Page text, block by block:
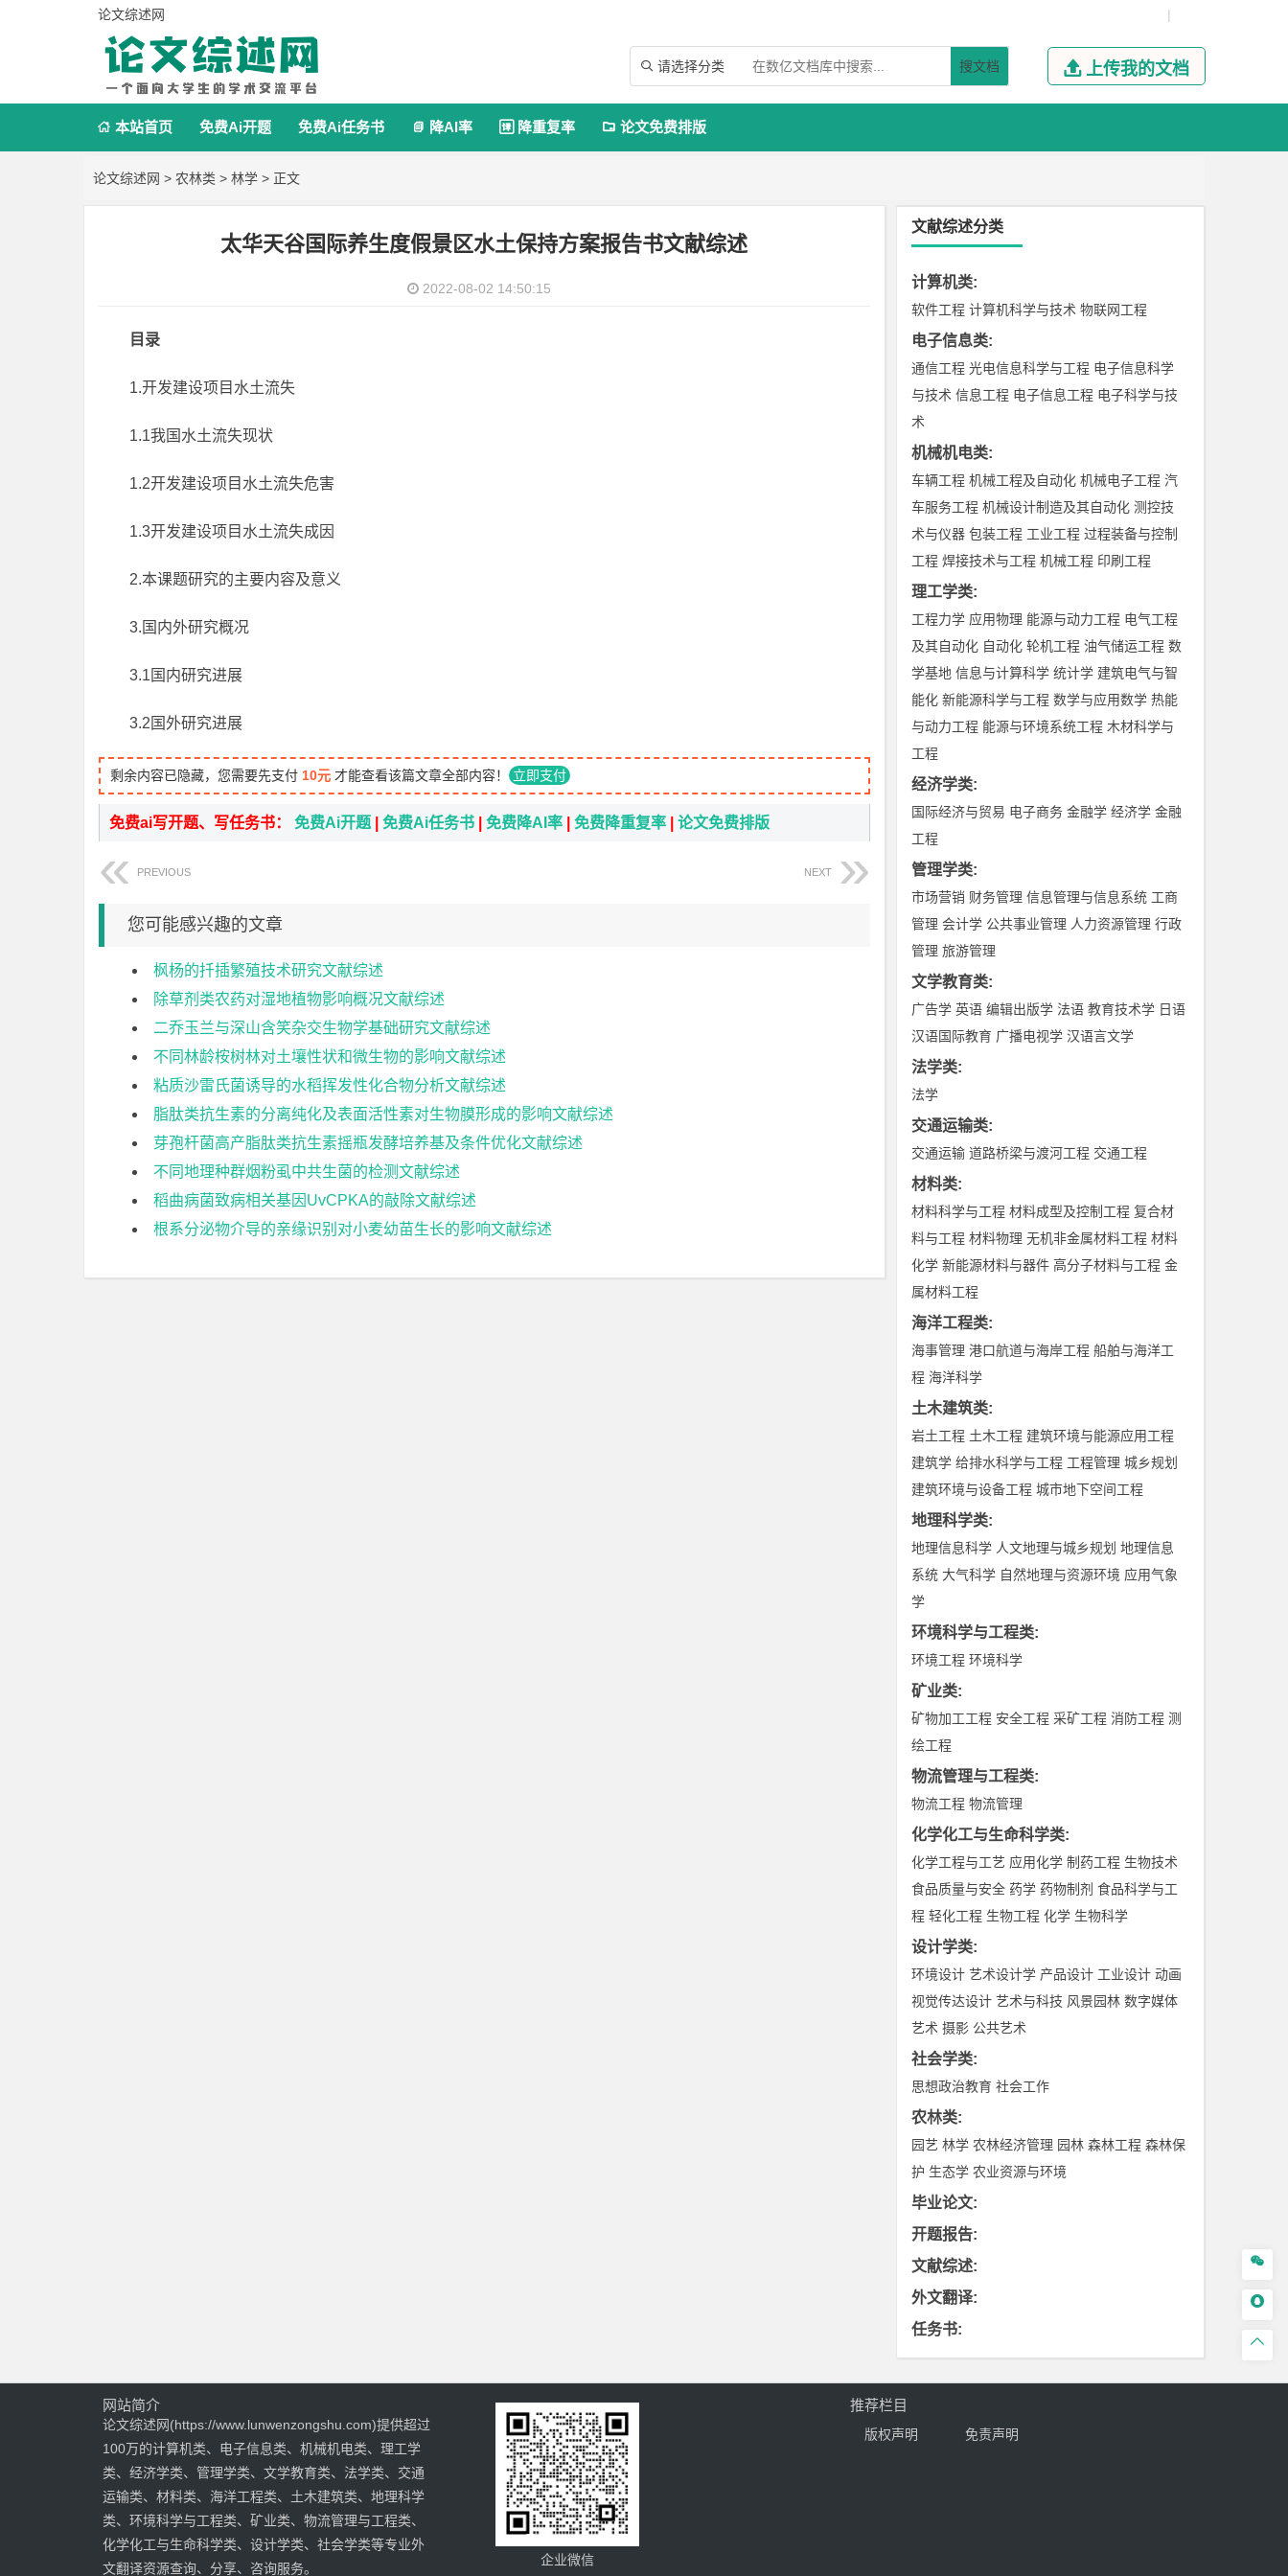
论文综述网 |
 请选择分类 搜文档  上传我的文档
 本站首页 免费Ai开题 免费Ai任务书  降AI率  降重复率  论文免费排版
论文综述网 > 农林类 > 林学 > 正文
太华天谷国际养生度假景区水土保持方案报告书文献综述
2022-08-02 14:50:15
目录
1.开发建设项目水土流失
1.1我国水土流失现状
1.2开发建设项目水土流失危害
1.3开发建设项目水土流失成因
2.本课题研究的主要内容及意义
3.国内外研究概况
3.1国内研究进展
3.2国外研究进展
剩余内容已隐藏，您需要先支付 10元 才能查看该篇文章全部内容！ 立即支付
免费ai写开题、写任务书： 免费Ai开题 免费Ai任务书 免费降AI率 免费降重复率 论文免费排版
PREVIOUS NEXT
您可能感兴趣的文章
枫杨的扦插繁殖技术研究文献综述
除草剂类农药对湿地植物影响概况文献综述
二乔玉兰与深山含笑杂交生物学基础研究文献综述
不同林龄桉树林对土壤性状和微生物的影响文献综述
粘质沙雷氏菌诱导的水稻挥发性化合物分析文献综述
脂肽类抗生素的分离纯化及表面活性素对生物膜形成的影响文献综述
芽孢杆菌高产脂肽类抗生素摇瓶发酵培养基及条件优化文献综述
不同地理种群烟粉虱中共生菌的检测文献综述
稻曲病菌致病相关基因UvCPKA的敲除文献综述
根系分泌物介导的亲缘识别对小麦幼苗生长的影响文献综述
文献综述分类
计算机类:
软件工程 计算机科学与技术 物联网工程
电子信息类:
通信工程 光电信息科学与工程 电子信息科学
与技术 信息工程 电子信息工程 电子科学与技
术
机械机电类:
车辆工程 机械工程及自动化 机械电子工程 汽
车服务工程 机械设计制造及其自动化 测控技
术与仪器 包装工程 工业工程 过程装备与控制
工程 焊接技术与工程 机械工程 印刷工程
理工学类:
工程力学 应用物理 能源与动力工程 电气工程
及其自动化 自动化 轮机工程 油气储运工程 数
学基地 信息与计算科学 统计学 建筑电气与智
能化 新能源科学与工程 数学与应用数学 热能
与动力工程 能源与环境系统工程 木材科学与
工程
经济学类:
国际经济与贸易 电子商务 金融学 经济学 金融
工程
管理学类:
市场营销 财务管理 信息管理与信息系统 工商
管理 会计学 公共事业管理 人力资源管理 行政
管理 旅游管理
文学教育类:
广告学 英语 编辑出版学 法语 教育技术学 日语
汉语国际教育 广播电视学 汉语言文学
法学类:
法学
交通运输类:
交通运输 道路桥梁与渡河工程 交通工程
材料类:
材料科学与工程 材料成型及控制工程 复合材
料与工程 材料物理 无机非金属材料工程 材料
化学 新能源材料与器件 高分子材料与工程 金
属材料工程
海洋工程类:
海事管理 港口航道与海岸工程 船舶与海洋工
程 海洋科学
土木建筑类:
岩土工程 土木工程 建筑环境与能源应用工程
建筑学 给排水科学与工程 工程管理 城乡规划
建筑环境与设备工程 城市地下空间工程
地理科学类:
地理信息科学 人文地理与城乡规划 地理信息
系统 大气科学 自然地理与资源环境 应用气象
学
环境科学与工程类:
环境工程 环境科学
矿业类:
矿物加工工程 安全工程 采矿工程 消防工程 测
绘工程
物流管理与工程类:
物流工程 物流管理
化学化工与生命科学类:
化学工程与工艺 应用化学 制药工程 生物技术
食品质量与安全 药学 药物制剂 食品科学与工
程 轻化工程 生物工程 化学 生物科学
设计学类:
环境设计 艺术设计学 产品设计 工业设计 动画
视觉传达设计 艺术与科技 风景园林 数字媒体
艺术 摄影 公共艺术
社会学类:
思想政治教育 社会工作
农林类:
园艺 林学 农林经济管理 园林 森林工程 森林保
护 生态学 农业资源与环境
毕业论文:
开题报告:
文献综述:
外文翻译:
任务书:



网站简介
论文综述网(https://www.lunwenzongshu.com)提供超过
100万的计算机类、电子信息类、机械机电类、理工学
类、经济学类、管理学类、文学教育类、法学类、交通
运输类、材料类、海洋工程类、土木建筑类、地理科学
类、环境科学与工程类、矿业类、物流管理与工程类、
化学化工与生命科学类、设计学类、社会学类等专业外
文翻译资源查询、分享、咨询服务。
企业微信
推荐栏目
版权声明 免责声明